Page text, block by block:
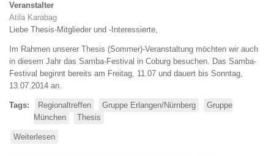
Veranstalter
Atila Karabag
Liebe Thesis-Mitglieder und -Interessierte,
Im Rahmen unserer Thesis (Sommer)-Veranstaltung möchten wir auch
in diesem Jahr das Samba-Festival in Coburg besuchen. Das Samba-
Festival beginnt bereits am Freitag, 11.07 und dauert bis Sonntag,
13.07.2014 an.
Tags Regionaltreffen Gruppe Erlangen/Nürnberg
Gruppe
München
Thesis
Weiterlesen